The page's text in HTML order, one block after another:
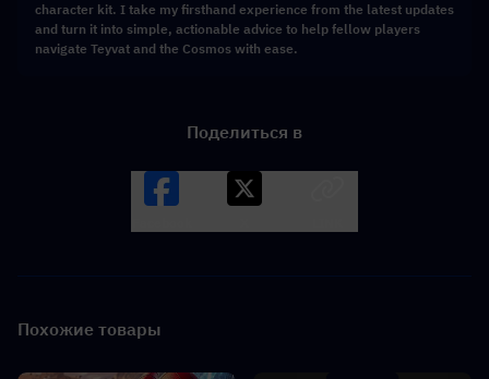
character kit. I take my firsthand experience from the latest updates
and turn it into simple, actionable advice to help fellow players
navigate Teyvat and the Cosmos with ease.
Поделиться в
Похожие товары